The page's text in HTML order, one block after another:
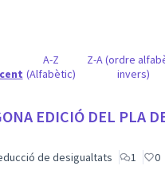
A-Z
(Alfabètic)
Z-A (ordre
invers)
EDICIÓ DEL PLA
de desigualtats 1
0